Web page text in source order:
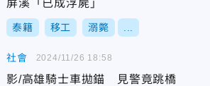
屏溪「已成浮屍」
泰籍 移工 溺斃
社會
影/高雄騎士車拋錨 見警竟跳橋
2024/11/26 18:58